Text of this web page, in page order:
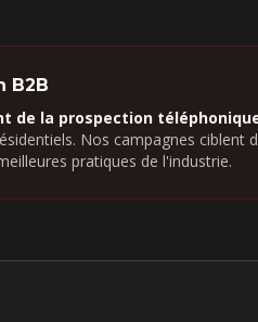
B2B
de la prospection
Nos campagnes ciblent
pratiques de l'industrie.